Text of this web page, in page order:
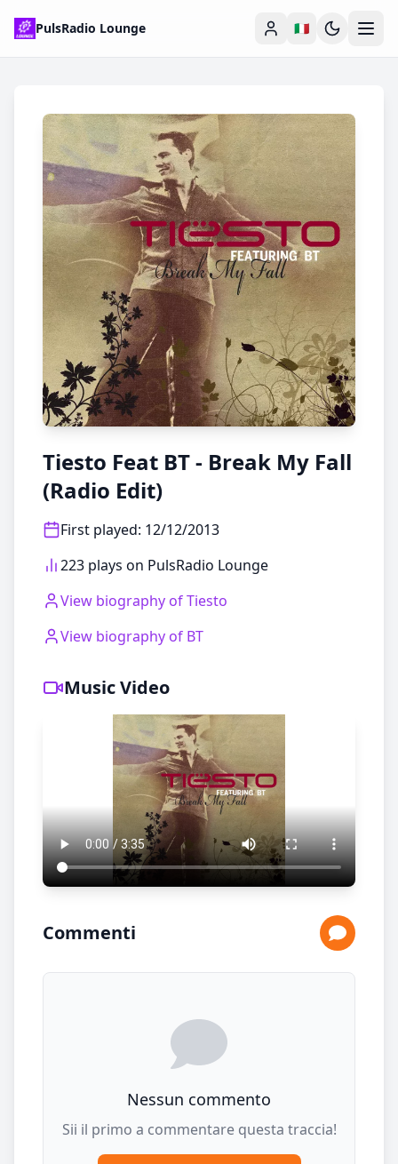
PulsRadio Lounge 🇮🇹
Tiesto Feat BT - Break My Fall
(Radio Edit)
First played: 12/12/2013
223 plays on PulsRadio Lounge
View biography ofTiesto
View biography of BT
Music Video
Commenti
Nessun commento
Sii il primo a commentare questa traccia!